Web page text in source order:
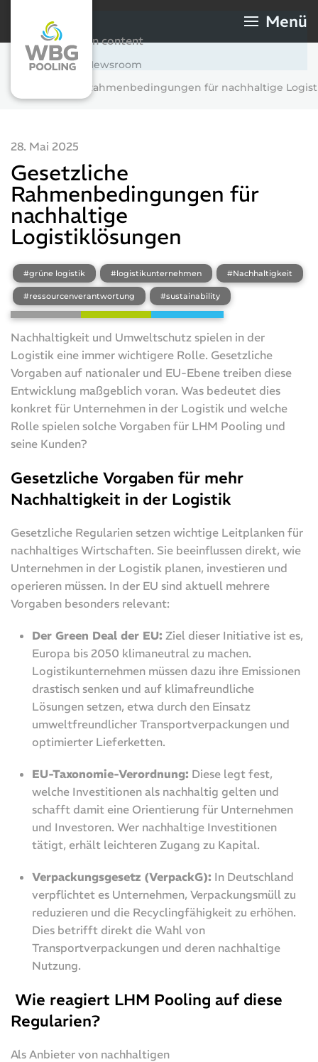
Skip to main content
Menü
Newsroom
Startseite
Newsroom
Gesetzliche Rahmenbedingungen für nachhaltige
28. Mai 2025
Gesetzliche
Rahmenbedingungen für
nachhaltige
Logistiklösungen
#grüne logistik #logistikunternehmen #Nachhaltigkeit
#ressourcenverantwortung #sustainability
Nachhaltigkeit und Umweltschutz spielen in der
Logistik eine immer wichtigere Rolle. Gesetzliche
Vorgaben auf nationaler und EU-Ebene treiben diese
Entwicklung maßgeblich voran. Was bedeutet dies
konkret für Unternehmen in der Logistik und welche
Rolle spielen solche Vorgaben für LHM Pooling und
seine Kunden?
Gesetzliche Vorgaben für mehr
Nachhaltigkeit in der Logistik
Gesetzliche Regularien setzen wichtige Leitplanken für
nachhaltiges Wirtschaften. Sie beeinflussen direkt, wie
Unternehmen in der Logistik planen, investieren und
operieren müssen. In der EU sind aktuell mehrere
Vorgaben besonders relevant:
Der Green Deal der EU: Ziel dieser Initiative ist es,
Europa bis 2050 klimaneutral zu machen.
Logistikunternehmen müssen dazu ihre Emissionen
drastisch senken und auf klimafreundliche
Lösungen setzen, etwa durch den Einsatz
umweltfreundlicher Transportverpackungen und
optimierter Lieferketten.
EU-Taxonomie-Verordnung: Diese legt fest,
welche Investitionen als nachhaltig gelten und
schafft damit eine Orientierung für Unternehmen
und Investoren. Wer nachhaltige Investitionen
tätigt, erhält leichteren Zugang zu Kapital.
Verpackungsgesetz (VerpackG): In Deutschland
verpflichtet es Unternehmen, Verpackungsmüll zu
reduzieren und die Recyclingfähigkeit zu erhöhen.
Dies betrifft direkt die Wahl von
Transportverpackungen und deren nachhaltige
Nutzung.
Wie reagiert LHM Pooling auf diese
Regularien?
Als Anbieter von nachhaltigen